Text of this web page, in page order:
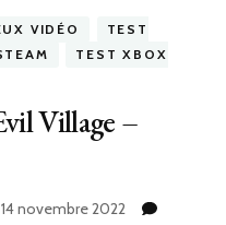
VIDÉO
TEST
TEST XBOX
Village –
14 novembre 2022